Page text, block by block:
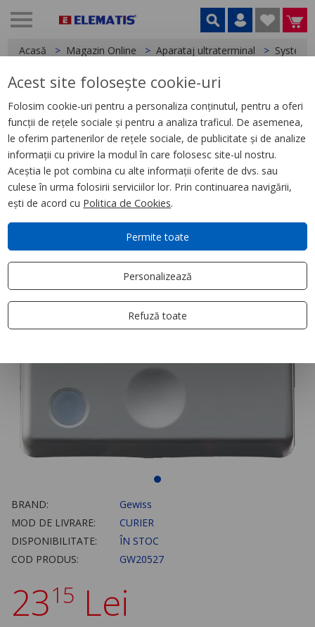
Acasă Magazin Online Aparataj ultraterminal System
< System
Intrerupator cu revenire, 2M,
led, 16A, Gewiss System
BRAND:
Gewiss
MOD DE LIVRARE:
CURIER
DISPONIBILITATE:
ÎN STOC
COD PRODUS:
GW20527
2315 Lei
Acest site folosește cookie-uri
Folosim cookie-uri pentru a personaliza conținutul, pentru a oferi
funcții de rețele sociale și pentru a analiza traficul. De asemenea,
le oferim partenerilor de rețele sociale, de publicitate și de analize
informații cu privire la modul în care folosesc site-ul nostru.
Aceștia le pot combina cu alte informații oferite de dvs. sau
culese în urma folosirii serviciilor lor. Prin continuarea navigării,
ești de acord cu Politica de Cookies.
Permite toate
Personalizează
Refuză toate